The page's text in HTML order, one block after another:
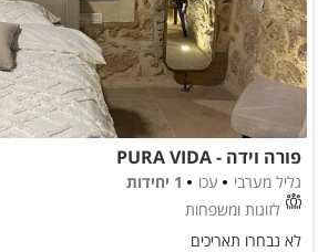
פורה וידה - PURA VIDA
גליל מערבי עכו
1 יחידות
לזוגות ומשפחות
לא נבחרו תאריכים